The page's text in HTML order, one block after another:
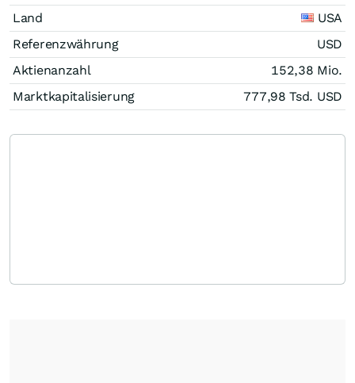
Land
USA
Referenzwährung
USD
Aktienanzahl
152,38 Mio.
Marktkapitalisierung
777,98 Tsd. USD